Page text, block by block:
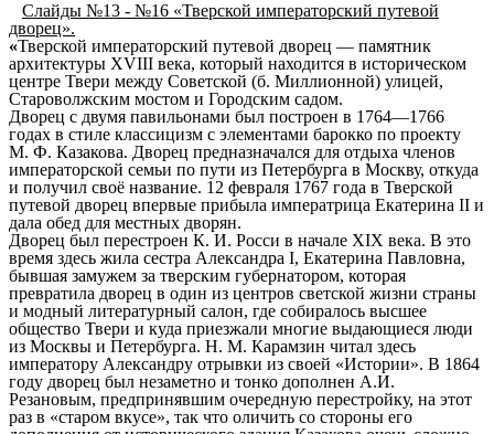
Слайды №13 - №16 «Тверской императорский путевой
дворец».
«Тверской императорский путевой дворец — памятник
архитектуры XVIII века, который находится в историческом
центре Твери между Советской (б. Миллионной) улицей,
Староволжским мостом и Городским садом.
Дворец с двумя павильонами был построен в 1764—1766
годах в стиле классицизм с элементами барокко по проекту
М. Ф. Казакова. Дворец предназначался для отдыха членов
императорской семьи по пути из Петербурга в Москву, откуда
и получил своё название. 12 февраля 1767 года в Тверской
путевой дворец впервые прибыла императрица Екатерина II и
дала обед для местных дворян.
Дворец был перестроен К. И. Росси в начале XIX века. В это
время здесь жила сестра Александра I, Екатерина Павловна,
бывшая замужем за тверским губернатором, которая
превратила дворец в один из центров светской жизни страны
и модный литературный салон, где собиралось высшее
общество Твери и куда приезжали многие выдающиеся люди
из Москвы и Петербурга. Н. М. Карамзин читал здесь
императору Александру отрывки из своей «Истории». В 1864
году дворец был незаметно и тонко дополнен А.И.
Резановым, предпринявшим очередную перестройку, на этот
раз в «старом вкусе», так что оличить со стороны его